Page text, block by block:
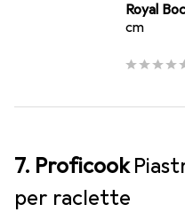
Royal
cm
7. Proficook
per raclette